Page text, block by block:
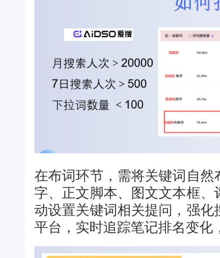
在布词环节，需将关键词自
字、正文脚本、图文文本框
动设置关键词相关提问，强
平台，实时追踪笔记排名变化